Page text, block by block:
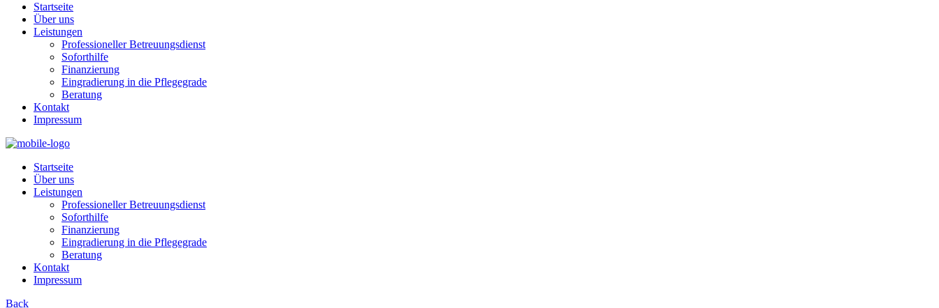
Startseite
Über uns
Leistungen
Professioneller Betreuungsdienst
Soforthilfe
Finanzierung
Eingradierung in die Pflegegrade
Beratung
Kontakt
Impressum
Startseite
Über uns
Leistungen
Professioneller Betreuungsdienst
Soforthilfe
Finanzierung
Eingradierung in die Pflegegrade
Beratung
Kontakt
Impressum
Back